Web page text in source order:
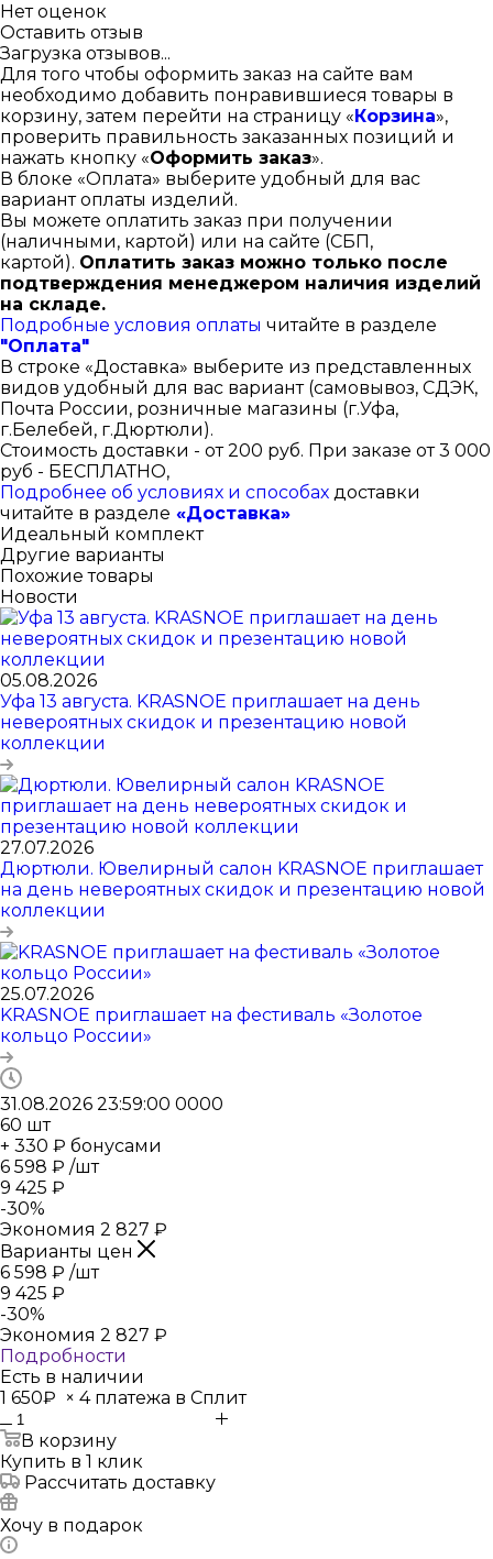
Нет оценок
Оставить отзыв
Загрузка отзывов...
Для того чтобы оформить заказ на сайте вам
необходимо добавить понравившиеся товары в
корзину, затем перейти на страницу «Корзина»,
проверить правильность заказанных позиций и
нажать кнопку «Оформить заказ».
В блоке «Оплата» выберите удобный для вас
вариант оплаты изделий.
Вы можете оплатить заказ при получении
(наличными, картой) или на сайте (СБП,
картой). Оплатить заказ можно только после
подтверждения менеджером наличия изделий
на складе.
Подробные условия оплаты читайте в разделе
"Оплата"
В строке «Доставка» выберите из представленных
видов удобный для вас вариант (самовывоз, СДЭК,
Почта России, розничные магазины (г.Уфа,
г.Белебей, г.Дюртюли).
Стоимость доставки - от 200 руб. При заказе от 3 000
руб - БЕСПЛАТНО,
Подробнее об условиях и способах доставки
читайте в разделе «Доставка»
Идеальный комплект
Другие варианты
Похожие товары
Новости
05.08.2026
Уфа 13 августа. KRASNOE приглашает на день
невероятных скидок и презентацию новой
коллекции
27.07.2026
Дюртюли. Ювелирный салон KRASNOE приглашает
на день невероятных скидок и презентацию новой
коллекции
25.07.2026
KRASNOE приглашает на фестиваль «Золотое
кольцо России»
31.08.2026 23:59:00 0000
60 шт
+ 330 ₽ бонусами
6 598 ₽ /шт
9 425 ₽
-30%
Экономия 2 827 ₽
Варианты цен
6 598 ₽ /шт
9 425 ₽
-30%
Экономия 2 827 ₽
Подробности
Есть в наличии
1 650₽ × 4 платежа в Сплит
В корзину
Купить в 1 клик
Рассчитать доставку
Хочу в подарок